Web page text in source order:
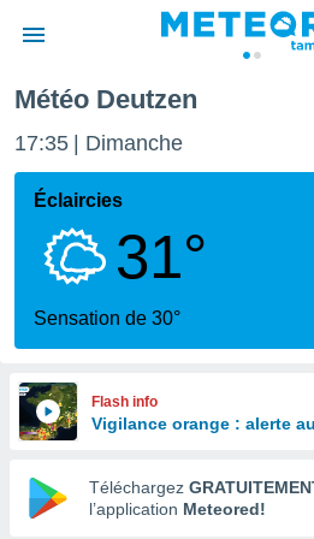
de
Météo Deutzen
17:35 Dimanche
Éclaircies
31°
Sensation de 30°
Flash info
Vigilance orange : alerte
Téléchargez
l’application Meteored!